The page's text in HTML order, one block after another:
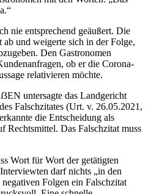
nie entsprechend geäußert. Die
ab und weigerte sich in der Folge,
Den Gastronomen
ob er die Corona-
relativieren möchte.
untersagte das Landgericht
Falschzitates (Urt. v. 26.05.2021,
die Entscheidung als
Rechtsmittel. Das Falschzitat muss
Wort für Wort der getätigten
darf nichts „in den
Folgen ein Falschzitat